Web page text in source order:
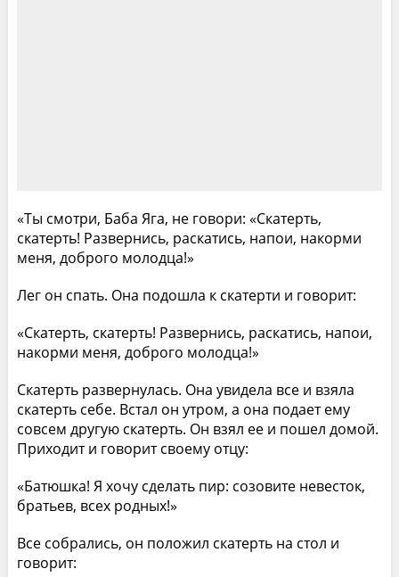
«Ты смотри, Баба Яга, не говори: «Скатерть,
скатерть! Развернись, раскатись, напои, накорми
меня, доброго молодца!»
Лег он спать. Она подошла к скатерти и говорит:
«Скатерть, скатерть! Развернись, раскатись, напои,
накорми меня, доброго молодца!»
Скатерть развернулась. Она увидела все и взяла
скатерть себе. Встал он утром, а она подает ему
совсем другую скатерть. Он взял ее и пошел домой.
Приходит и говорит своему отцу:
«Батюшка! Я хочу сделать пир: созовите невесток,
братьев, всех родных!»
Все собрались, он положил скатерть на стол и
говорит: